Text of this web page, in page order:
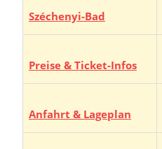
Széchenyi-Bad
Preise & Ticket-Infos
Anfahrt & Lageplan